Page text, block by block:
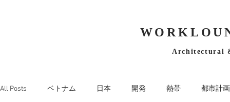
Architectural
All Posts ベトナム 日本 開発 熱帯 都市計画